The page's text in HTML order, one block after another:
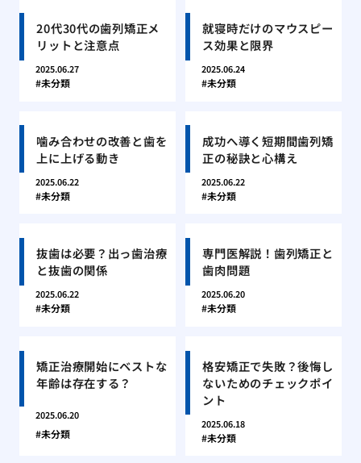
20代30代の歯列矯正メ
リットと注意点
2025.06.27
未分類
就寝時だけのマウスピー
ス効果と限界
2025.06.24
未分類
噛み合わせの改善と歯を
上に上げる動き
2025.06.22
未分類
成功へ導く短期間歯列矯
正の秘訣と心構え
2025.06.22
未分類
抜歯は必要？出っ歯治療
と抜歯の関係
2025.06.22
未分類
専門医解説！歯列矯正と
歯肉問題
2025.06.20
未分類
矯正治療開始にベストな
年齢は存在する？
2025.06.20
未分類
格安矯正で失敗？後悔し
ないためのチェックポイ
ント
2025.06.18
未分類